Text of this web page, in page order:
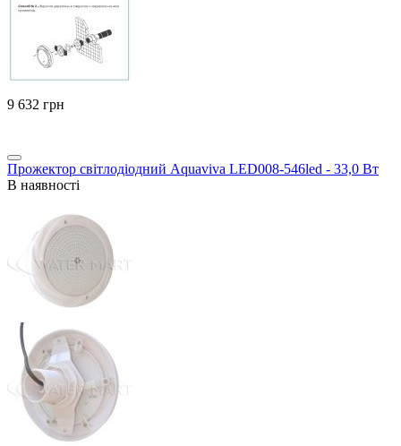
‍9 632‍ грн
Прожектор світлодіодний Aquaviva LED008-546led - 33,0 Вт
В наявності